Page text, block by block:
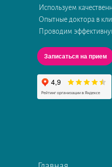
Записаться на прием
Используем
Опытные доктора в
Проводим